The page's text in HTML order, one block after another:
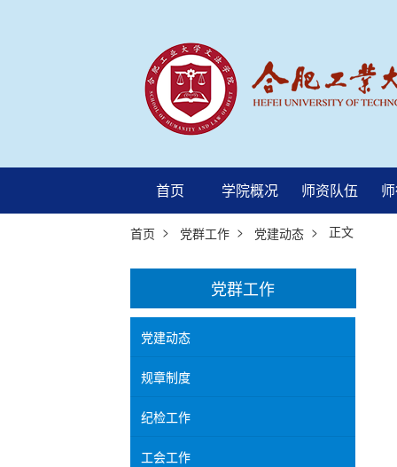
首页 学院概况 师资队伍
首页 > 党群工作> 党建动态> 正文
党群工作
党建动态
规章制度
纪检工作
工会工作